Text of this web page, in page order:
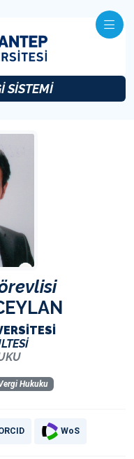
SİSTEMİ
Hukuku
WoS